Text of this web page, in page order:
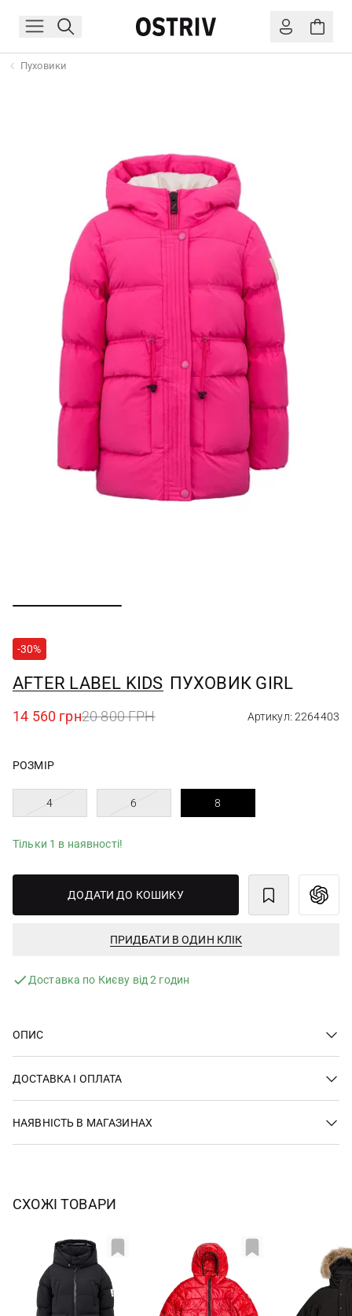
Пуховики
-30%
AFTER LABEL KIDS ПУХОВИК GIRL
14 560 грн20 800 ГРН Артикул: 2264403
РОЗМІР
4 6 8
Тільки 1 в наявності!
ДОДАТИ ДО КОШИКУ
ПРИДБАТИ В ОДИН КЛІК
Доставка по Києву від 2 годин
ОПИС
ДОСТАВКА І ОПЛАТА
НАЯВНІСТЬ В МАГАЗИНАХ
СХОЖІ ТОВАРИ